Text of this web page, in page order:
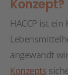
Konzept?
HACCP ist
angewandt
Konzepts